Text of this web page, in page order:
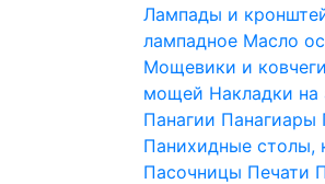
Лампады и
лампадное Масло
Мощевики и
мощей Накладки на
Панагии Панагиары
Панихидные столы,
Пасочницы Печати